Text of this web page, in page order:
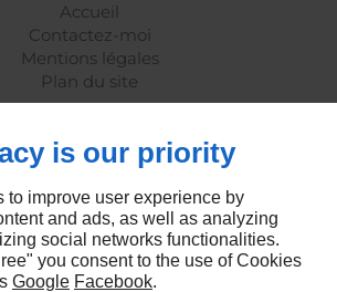
Accueil
Contactez-moi
Mentions légales
Plan du site
is our priority
to improve user experience by
and ads, as well as analyzing
social networks functionalities.
you consent to the use of Cookies
Google Facebook.